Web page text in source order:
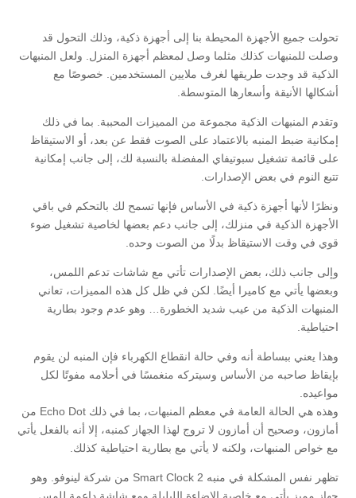
تحولت جميع الأجهزة المحيطة بنا إلى أجهزة ذكية، وذلك التحول قد
وصلت للمنبهات كذلك مثلما وصل لمعظم أجهزة المنزل. ولعل المنبهات
الذكية قد وجدت طريقها لغرف ملايين المستخدمين. خصوصًا مع
أشكالها الأنيقة وأسعارها المتوسطة.
وتقدم المنبهات الذكية مجموعة من المميزات المحببة. بما في ذلك
إمكانية ضبط المنبه بالاعتماد على الصوت فقط عن بعد، أو الاستيقاظ
على قائمة تشغيل سبوتيفاي المفضلة بالنسبة لك، إلى جانب إمكانية
تتبع النوم في بعض الإصدارات.
ونظرًا لأنها أجهزة ذكية في الأساس فإنها تسمح لك بالتحكم في باقي
الأجهزة الذكية في منزلك، إلى جانب دعم بعضها لخاصية تشغيل ضوء
قوي في وقت الاستيقاظ بدلًا من الصوت وحده.
وإلى جانب ذلك، بعض الإصدارات تأتي مع شاشات تدعم اللمس،
وبعضها يأتي مع كاميرا أيضًا. لكن في ظل كل هذه المميزات، تعاني
المنبهات الذكية من عيب شديد الخطورة… وهو عدم وجود بطارية
احتياطية.
وهذا يعني ببساطة أنه وفي حالة انقطاع الكهرباء فإن المنبه لن يقوم
بإيقاظ صاحبه من الأساس وسيتركه منغمسًا في أحلامه مفوتًا لكل
مواعيده.
وهذه هي الحالة العامة في معظم المنبهات، بما في ذلك Echo Dot من
أمازون، وصحيح أن أمازون لا تروج لهذا الجهاز كمنبه، إلا أنه بالفعل يأتي
مع خواص المنبهات، ولكنه لا يأتي مع بطارية احتياطية كذلك.
تظهر نفس المشكلة في منبه Smart Clock 2 من شركة لينوفو. وهو